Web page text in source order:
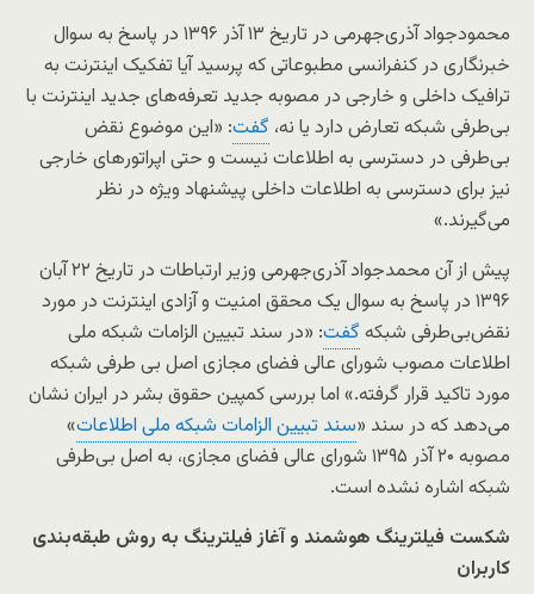
محمودجواد آذری‌جهرمی در تاریخ ۱۳ آذر ۱۳۹۶ در پاسخ به سوال
خبرنگاری در کنفرانسی مطبوعاتی که پرسید آیا تفکیک اینترنت به
ترافیک داخلی و خارجی در مصوبه جدید تعرفه‌های جدید اینترنت با
بی‌طرفی‌ شبکه تعارض دارد یا نه، گفت: «این موضوع نقض
بی‌طرفی در دسترسی به اطلاعات نیست و حتی اپراتورهای خارجی
نیز برای دسترسی به اطلاعات داخلی پیشنهاد ویژه در نظر
می‌گیرند.»
پیش از آن محمدجواد آذری‌جهرمی وزیر ارتباطات در تاریخ ۲۲ آبان
۱۳۹۶ در پاسخ به سوال یک محقق امنیت و آزادی اینترنت در مورد
نقض‌بی‌طرفی شبکه گفت: «در سند تبیین الزامات شبکه ملی
اطلاعات مصوب شورای عالی فضای مجازی اصل بی طرفی شبکه
مورد تاکید قرار گرفته.» اما بررسی‌ کمپین حقوق بشر در ایران نشان
می‌دهد که در سند «سند تبیین الزامات شبکه ملی اطلاعات»
مصوبه ۲۰ آذر ۱۳۹۵ شورای عالی فضای مجازی، به اصل بی‌طرفی
شبکه اشاره نشده است.
شکست فیلترینگ هوشمند و آغاز فیلترینگ به روش طبقه‌بندی
کاربران